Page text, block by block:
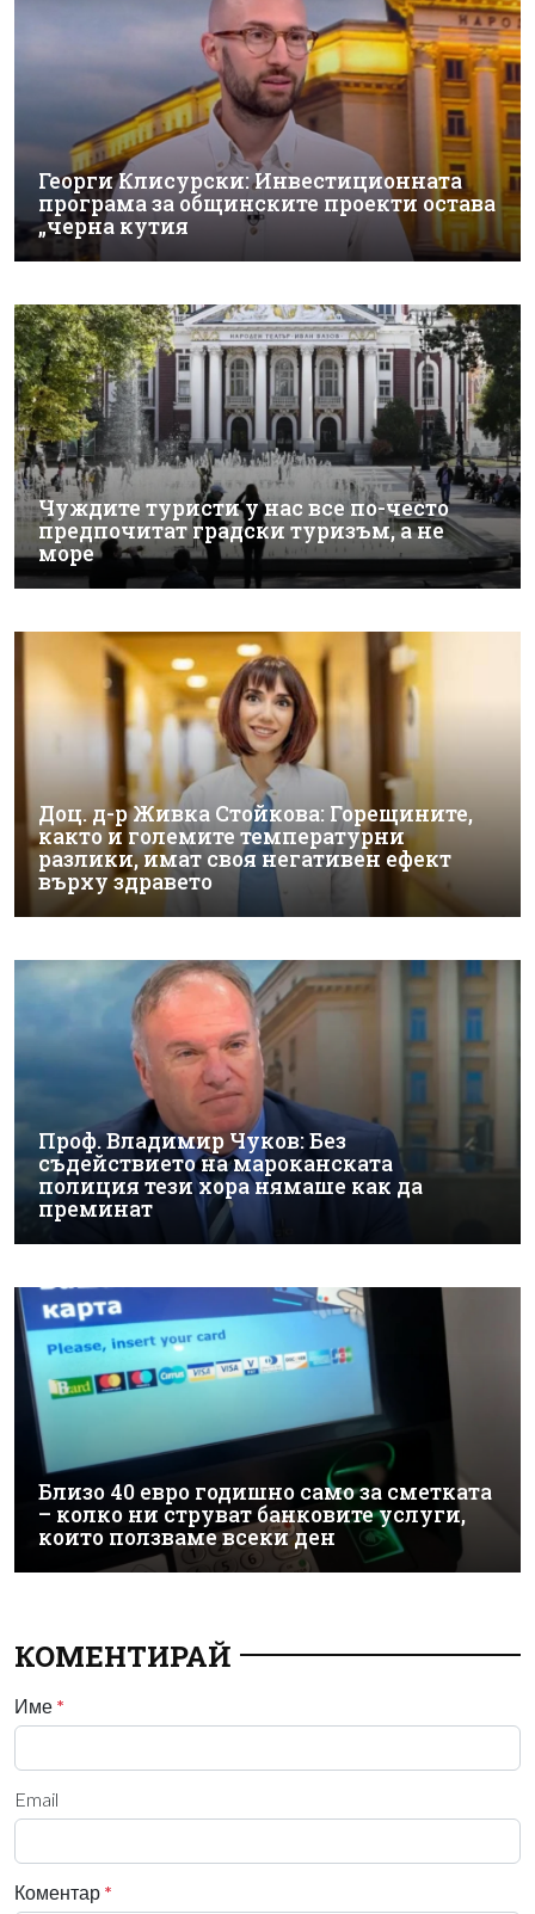
Георги Клисурски: Инвестиционната
програма за общинските проекти остава
„черна кутия
Чуждите туристи у нас все по-често
предпочитат градски туризъм, а не
море
Доц. д-р Живка Стойкова: Горещините,
както и големите температурни
разлики, имат своя негативен ефект
върху здравето
Проф. Владимир Чуков: Без
съдействието на мароканската
полиция тези хора нямаше как да
преминат
Близо 40 евро годишно само за сметката
– колко ни струват банковите услуги,
които ползваме всеки ден
КОМЕНТИРАЙ
Име *
Email
Коментар *